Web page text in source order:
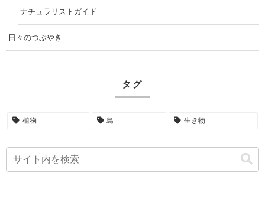
ナチュラリストガイド
日々のつぶやき
タグ
植物 鳥 生き物